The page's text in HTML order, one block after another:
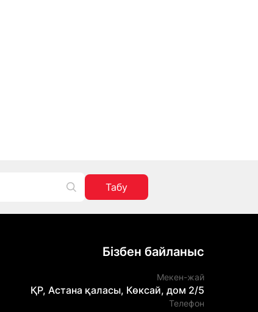
Табу
Бізбен байланыс
Мекен-жай
ҚР, Астана қаласы, Көксай, дом 2/5
Телефон